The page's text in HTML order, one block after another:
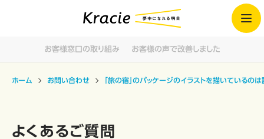
お客様窓口の取り組み お客様の声で改善しました
ホーム お問い合わせ 「旅の宿」のパッケージのイラストを描いているのは
よくあるご質問